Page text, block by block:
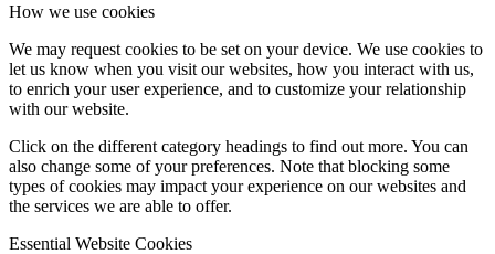
How we use cookies
We may request cookies to be set on your device. We use cookies to
let us know when you visit our websites, how you interact with us,
to enrich your user experience, and to customize your relationship
with our website.
Click on the different category headings to find out more. You can
also change some of your preferences. Note that blocking some
types of cookies may impact your experience on our websites and
the services we are able to offer.
Essential Website Cookies